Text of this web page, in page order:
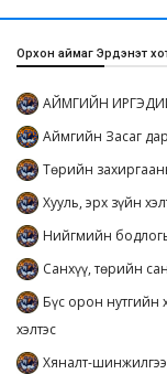
Орхон аймаг Эрдэнэт
АЙМГИЙН
Аймгийн Засаг
Төрийн
Хууль, эрх зүйн
Нийгмийн
Санхүү, төрийн
Бүс орон нутгийн
хэлтэс
Хяналт-